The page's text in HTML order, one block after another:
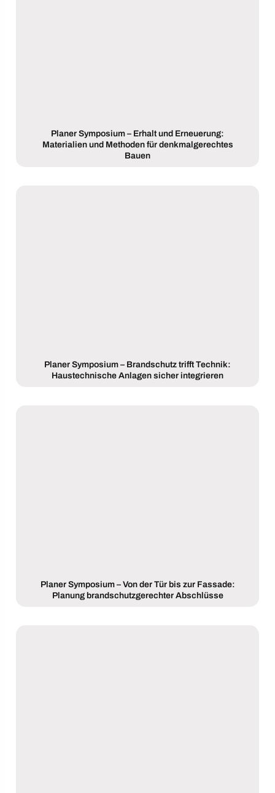
Planer Symposium – Erhalt und Erneuerung:
Materialien und Methoden für denkmalgerechtes
Bauen
Planer Symposium – Brandschutz trifft Technik:
Haustechnische Anlagen sicher integrieren
Planer Symposium – Von der Tür bis zur Fassade:
Planung brandschutzgerechter Abschlüsse